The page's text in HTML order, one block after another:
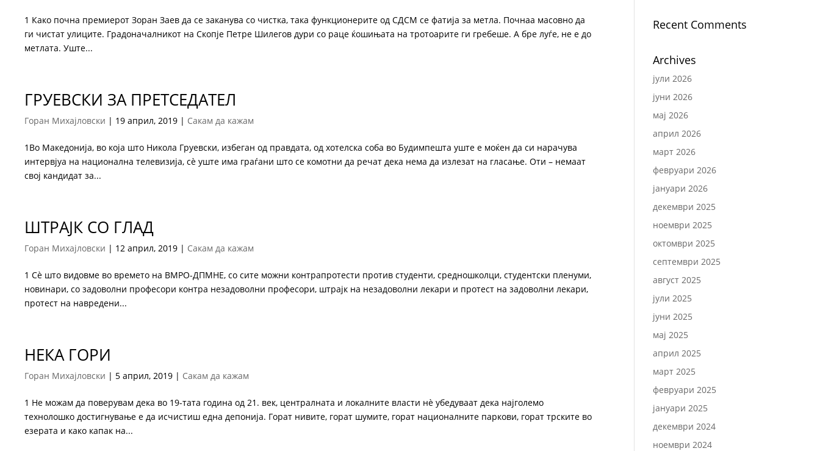
1 Како почна премиерот Зоран Заев да се заканува со чистка, така функционерите од СДСМ се фатија за метла. Почнаа масовно да
ги чистат улиците. Градоначалникот на Скопје Петре Шилегов дури со раце ќошињата на тротоарите ги гребеше. А бре луѓе, не е до
метлата. Уште...
ГРУЕВСКИ ЗА ПРЕТСЕДАТЕЛ
Горан Михајловски | 19 април, 2019 | Сакам да кажам
1Во Македонија, во која што Никола Груевски, избеган од правдата, од хотелска соба во Будимпешта уште е моќен да си нарачува
интервјуа на национална телевизија, сѐ уште има граѓани што се комотни да речат дека нема да излезат на гласање. Оти – немаат
свој кандидат за...
ШТРАЈК СО ГЛАД
Горан Михајловски | 12 април, 2019 | Сакам да кажам
1 Сѐ што видовме во времето на ВМРО-ДПМНЕ, со сите можни контрапротести против студенти, средношколци, студентски пленуми,
новинари, со задоволни професори контра незадоволни професори, штрајк на незадоволни лекари и протест на задоволни лекари,
протест на навредени...
НЕКА ГОРИ
Горан Михајловски | 5 април, 2019 | Сакам да кажам
1 Не можам да поверувам дека во 19-тата година од 21. век, централната и локалните власти нѐ убедуваат дека најголемо
технолошко достигнување е да исчистиш една депонија. Горат нивите, горат шумите, горат националните паркови, горат трските во
езерата и како капак на...
Recent Comments
Archives
јули 2026
јуни 2026
мај 2026
април 2026
март 2026
февруари 2026
јануари 2026
декември 2025
ноември 2025
октомври 2025
септември 2025
август 2025
јули 2025
јуни 2025
мај 2025
април 2025
март 2025
февруари 2025
јануари 2025
декември 2024
ноември 2024